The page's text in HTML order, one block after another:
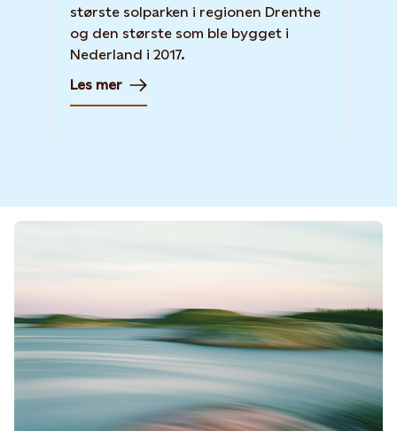
største solparken i regionen Drenthe
og den største som ble bygget i
Nederland i 2017.
Les mer